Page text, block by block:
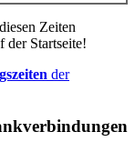
Zeiten
der Startseite!
der